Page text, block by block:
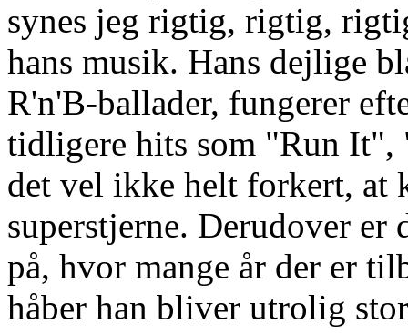
synes jeg rigtig, rigtig,
hans musik. Hans dejlige
R'n'B-ballader, fungerer
tidligere hits som "Run
det vel ikke helt forkert, at
superstjerne. Derudover
på, hvor mange år der er
håber han bliver utrolig